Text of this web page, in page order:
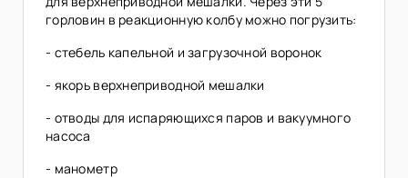
горловин в реакционную колбу можно погрузить:
- стебель капельной и загрузочной воронок
- якорь верхнеприводной мешалки
- отводы для испаряющихся паров и вакуумного
насоса
- манометр